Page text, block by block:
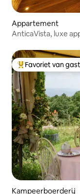
Appartement
AnticaVista, luxe
Topfavoriet van
Favoriet van
Kampeerboerderij